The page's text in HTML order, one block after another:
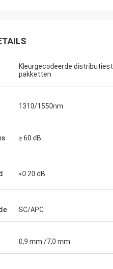
Kleurgecodeerde
pakketten
1310/1550nm
≥ 60 dB
≤0.20 dB
SC/APC
0,9 mm /7,0 mm